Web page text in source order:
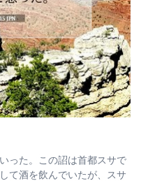
った。この詔は首都スサで
て酒を飲んでいたが、スサ